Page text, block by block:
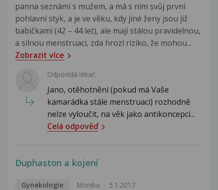
panna seznámí s mužem, a má s ním svůj první
pohlavní styk, a je ve věku, kdy jiné ženy jsou již
babičkami (42 – 44 let), ale mají stálou pravidelnou,
a silnou menstruaci, zda hrozí riziko, že mohou...
Zobrazit více
Odpovídá lékař:
Jano, otěhotnění (pokud má Vaše
kamarádka stále menstruaci) rozhodně
nelze vyloučit, na věk jako antikoncepci...
Celá odpověď
Duphaston a kojení
Gynekologie Monika 5.1.2017